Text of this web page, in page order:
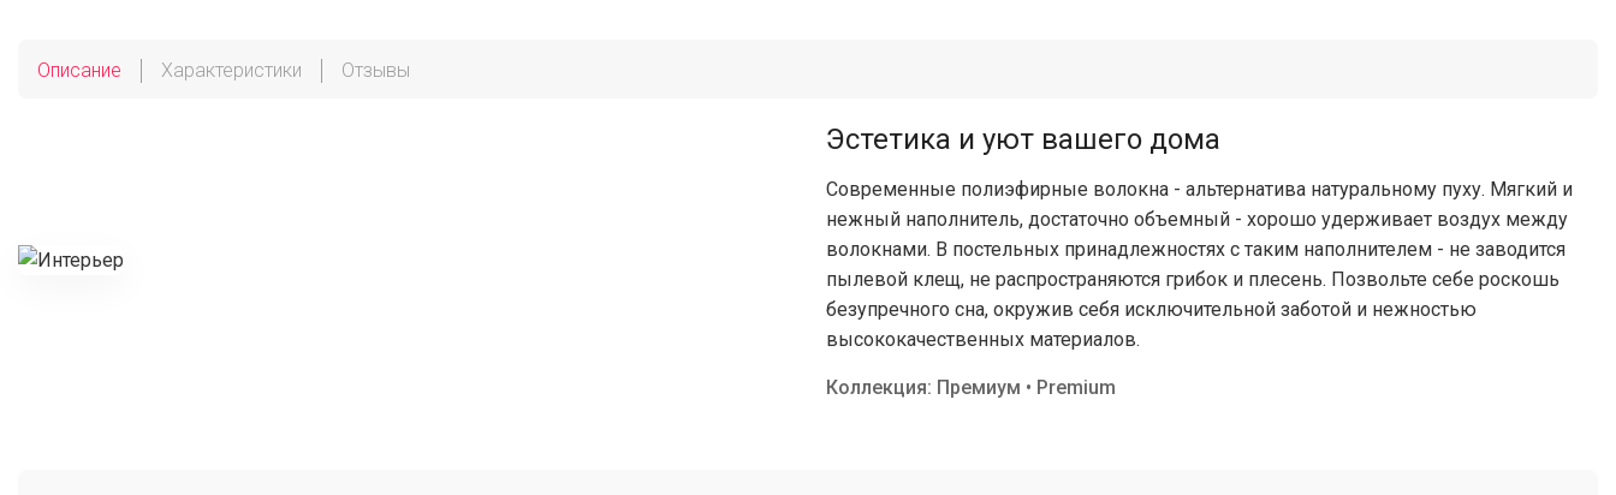
Описание Характеристики Отзывы
Эстетика и уют вашего дома
Современные полиэфирные волокна - альтернатива натуральному пуху. Мягкий и
нежный наполнитель, достаточно объемный - хорошо удерживает воздух между
волокнами. В постельных принадлежностях с таким наполнителем - не заводится
пылевой клещ, не распространяются грибок и плесень. Позвольте себе роскошь
безупречного сна, окружив себя исключительной заботой и нежностью
высококачественных материалов.
Коллекция: Премиум • Premium